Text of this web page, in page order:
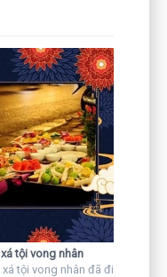
tội vong nhân
tội vong nhân đã đi